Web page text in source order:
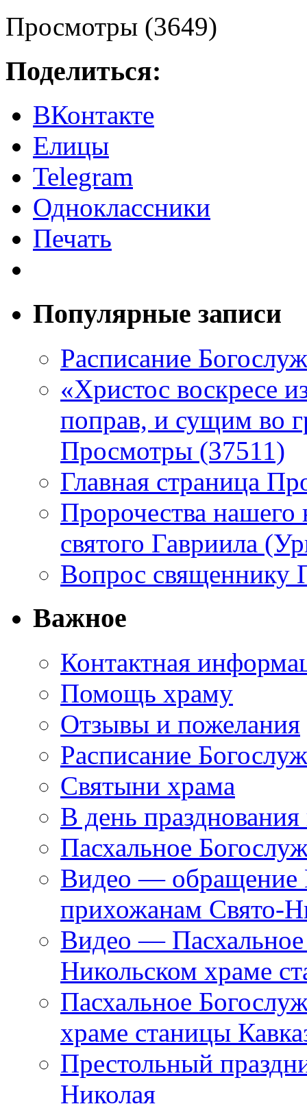
Просмотры (3649)
Поделиться:
ВКонтакте
Елицы
Telegram
Одноклассники
Печать
Популярные записи
Расписание
«Христос воскресе
поправ, и сущим во
Просмотры (37511)
Главная страница
Пророчества нашего
святого Гавриила
Вопрос священнику
Важное
Контактная
Помощь храму
Отзывы и пожелания
Расписание
Святыни храма
В день
Пасхальное
Видео — обращение
прихожанам Свято-
Видео — Пасхальное
Никольском храме
Пасхальное
храме станицы
Престольный
Николая